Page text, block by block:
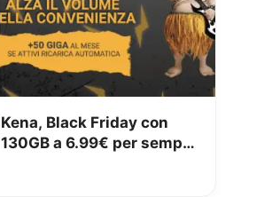
Kena, Black Friday con
130GB a 6.99€ per sempre